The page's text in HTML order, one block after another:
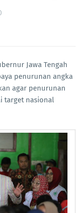
Jawa Tengah
penurunan angka
agar penurunan
target nasional